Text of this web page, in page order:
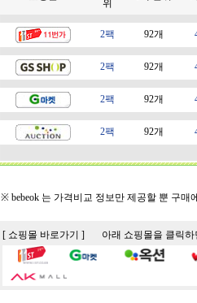
위
2팩 92개
2팩 92개
2팩 92개
2팩 92개
※ bebeok 는 가격비교 정보만 제공할 뿐 구
[ 쇼핑몰 바로가기 ] 아래 쇼핑몰을 클릭하